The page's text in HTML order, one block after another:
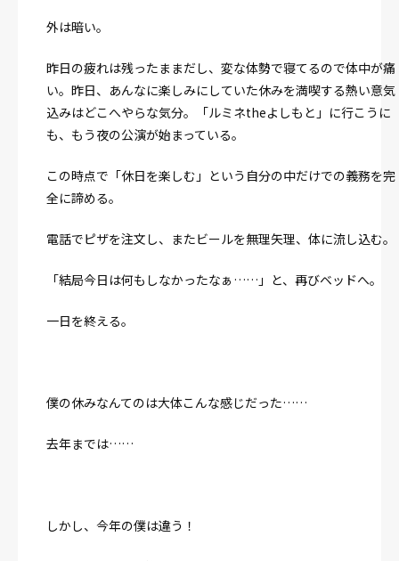
外は暗い。
昨日の疲れは残ったままだし、変な体勢で寝てるので体中が痛
い。昨日、あんなに楽しみにしていた休みを満喫する熱い意気
込みはどこへやらな気分。「ルミネtheよしもと」に行こうに
も、もう夜の公演が始まっている。
この時点で「休日を楽しむ」という自分の中だけでの義務を完
全に諦める。
電話でピザを注文し、またビールを無理矢理、体に流し込む。
「結局今日は何もしなかったなぁ……」と、再びベッドへ。
一日を終える。
僕の休みなんてのは大体こんな感じだった……
去年までは……
しかし、今年の僕は違う！